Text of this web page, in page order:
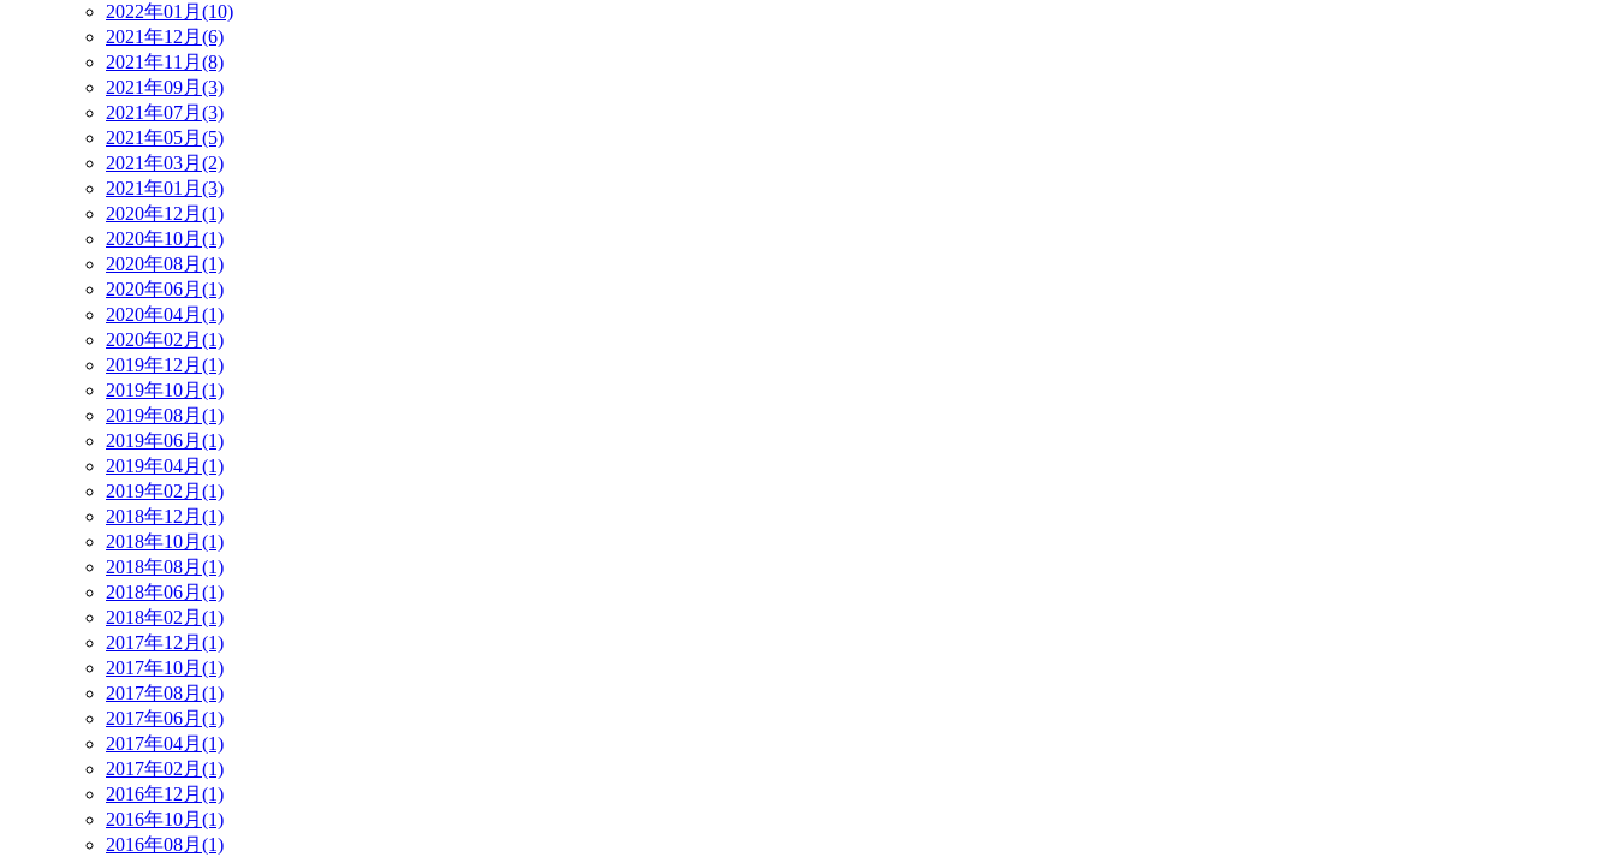
2022年01月(10)
2021年12月(6)
2021年11月(8)
2021年09月(3)
2021年07月(3)
2021年05月(5)
2021年03月(2)
2021年01月(3)
2020年12月(1)
2020年10月(1)
2020年08月(1)
2020年06月(1)
2020年04月(1)
2020年02月(1)
2019年12月(1)
2019年10月(1)
2019年08月(1)
2019年06月(1)
2019年04月(1)
2019年02月(1)
2018年12月(1)
2018年10月(1)
2018年08月(1)
2018年06月(1)
2018年02月(1)
2017年12月(1)
2017年10月(1)
2017年08月(1)
2017年06月(1)
2017年04月(1)
2017年02月(1)
2016年12月(1)
2016年10月(1)
2016年08月(1)